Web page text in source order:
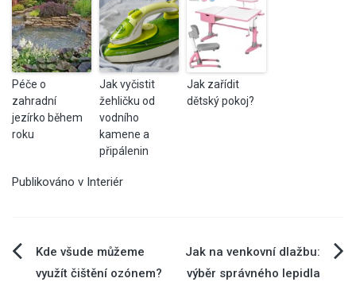
Péče o
zahradní
jezírko během
roku
Jak vyčistit
žehličku od
vodního
kamene a
připálenin
Jak zařídit
dětský pokoj?
Publikováno v Interiér
Navigace
Kde všude můžeme
využít čištění ozónem?
Jak na venkovní dlažbu:
výběr správného lepidla